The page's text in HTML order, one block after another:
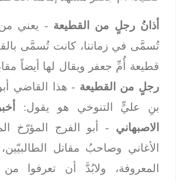
أذانُ رجلٍ من القطيعة- يعني من
تُسمَّى في زماننا، كانت تُسمَّى
قطيعة أُمِّ جعفر ويقال لها أيضاً
رجلٍ من القطيعة - هذا القاضي
بنِ عليٍّ التنوخي هو يقول:
الاصبهاني- أبو الفرج المؤرّخ
الأغاني وصاحبُ مقاتل
المعروفة، ولابُدَّ أن تعرفوا